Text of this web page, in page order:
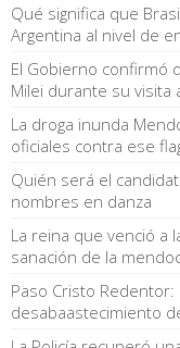
Qué significa que
Argentina al nivel de
El Gobierno confirmó
Milei durante su visita
La droga inunda
oficiales contra ese
Quién será el
nombres en danza
La reina que venció a
sanación de la
Paso Cristo
desabaastecimiento